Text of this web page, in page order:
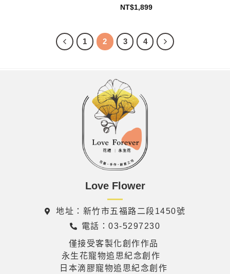
NT$1,899
1 2 3 4
Love Flower
地址：新竹市五福路二段1450號
電話：03-5297230
僅接受客製化創作作品
永生花寵物追思紀念創作
日本滴膠寵物追思紀念創作